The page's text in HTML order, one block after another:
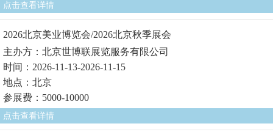
点击查看详情
2026北京美业博览会/2026北京秋季展会
主办方：北京世博联展览服务有限公司
时间：2026-11-13-2026-11-15
地点：北京
参展费：5000-10000
点击查看详情